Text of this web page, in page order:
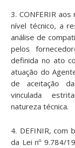
3. CONFERIR
nível técnico, a
análise de
pelos
definida no ato
atuação do
de aceitação
vinculada
natureza técnica.
4. DEFINIR, com
da Lei nº 9.784/